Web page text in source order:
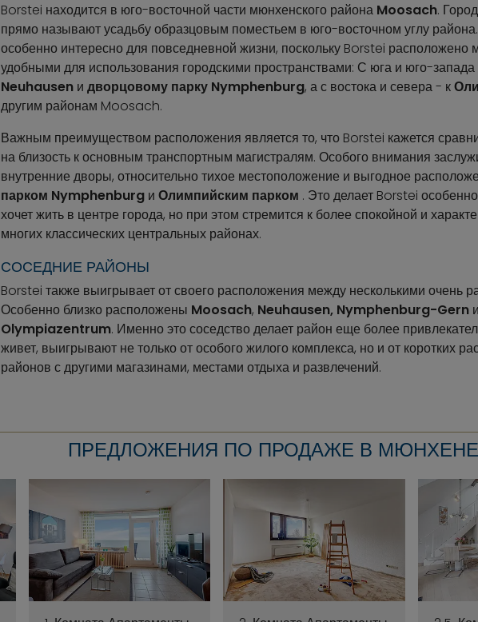
Borstei находится в юго-восточной части мюнхенского района Moosach.
прямо называют усадьбу образцовым поместьем в юго-восточном углу
особенно интересно для повседневной жизни, поскольку Borstei расположено
удобными для использования городскими пространствами: С юга и юго-запада
Neuhausen и дворцовому парку Nymphenburg, а с востока и севера - к
другим районам Moosach.
Важным преимуществом расположения является то, что Borstei кажется
на близость к основным транспортным магистралям. Особого внимания
внутренние дворы, относительно тихое местоположение и выгодное
парком Nymphenburg и Олимпийским парком . Это делает Borstei
хочет жить в центре города, но при этом стремится к более спокойной и
многих классических центральных районах.
СОСЕДНИЕ РАЙОНЫ
Borstei также выигрывает от своего расположения между несколькими очень
Особенно близко расположены Moosach, Neuhausen, Nymphenburg-Gern
Olympiazentrum. Именно это соседство делает район еще более
живет, выигрывают не только от особого жилого комплекса, но и от коротких
районов с другими магазинами, местами отдыха и развлечений.
ПРЕДЛОЖЕНИЯ ПО ПРОДАЖЕ В МЮНХЕНЕ-